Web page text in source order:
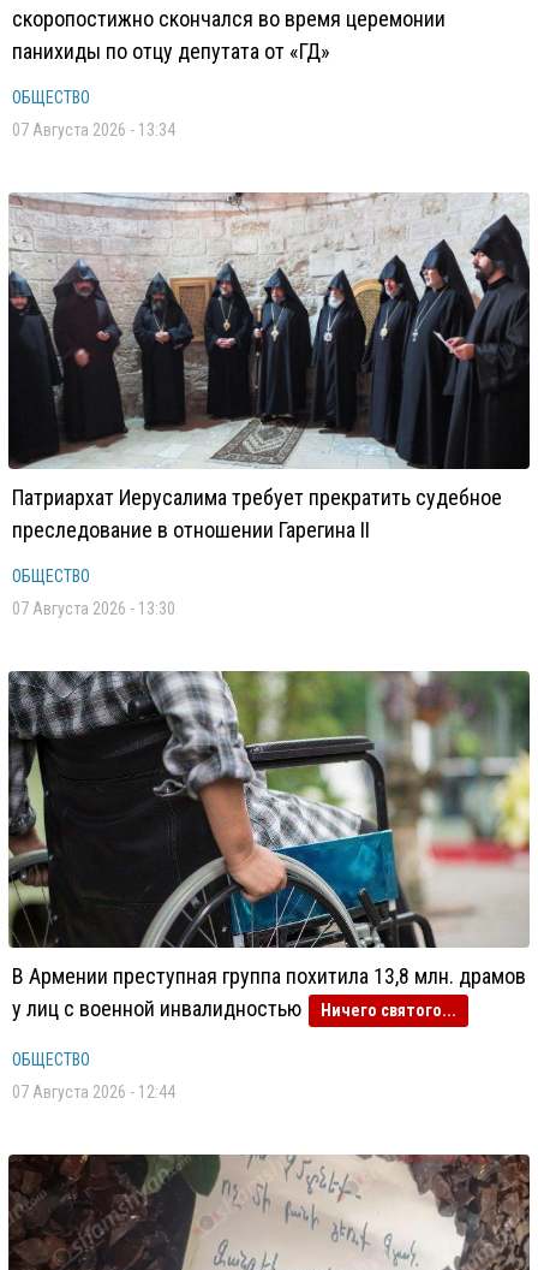
скоропостижно скончался во время церемонии
панихиды по отцу депутата от «ГД»
ОБЩЕСТВО
07 Августа 2026 - 13:34
Патриархат Иерусалима требует прекратить судебное
преследование в отношении Гарегина II
ОБЩЕСТВО
07 Августа 2026 - 13:30
В Армении преступная группа похитила 13,8 млн. драмов
у лиц с военной инвалидностью
Ничего святого...
ОБЩЕСТВО
07 Августа 2026 - 12:44